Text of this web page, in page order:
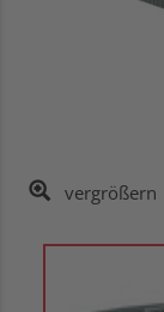
vergrößern